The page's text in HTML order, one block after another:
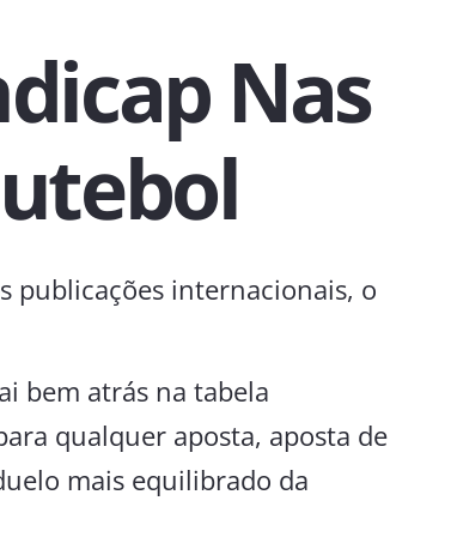
Nas
publicações internacionais, o
bem atrás na tabela
qualquer aposta, aposta de
mais equilibrado da